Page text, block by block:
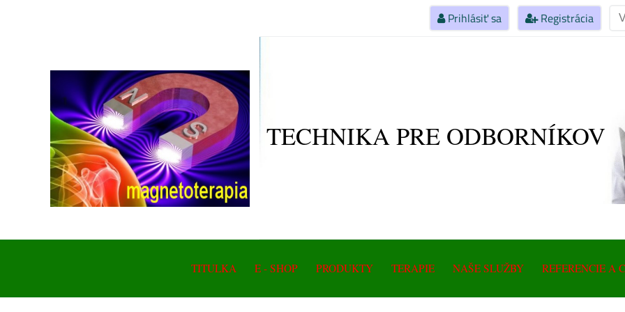
Prihlásiť sa Registrácia
TECHNIKA PRE ODBORNÍKOV
Prístroje
TITULKA E - SHOP PRODUKTY TERAPIE NAŠE SLUŽBY REFERENCIE A